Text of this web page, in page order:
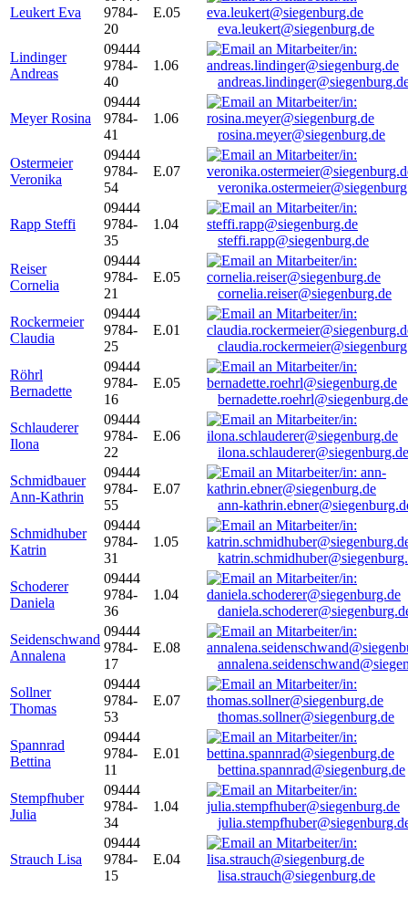
Leukert Eva
9784-
20
E.05
eva.leukert@siegenburg.de
Lindinger
Andreas
09444
9784-
40
1.06
Meyer Rosina
09444
9784-
41
1.06
rosina.meyer@siegenburg.de
Ostermeier
Veronika
09444
9784-
54
E.07
Rapp Steffi
09444
9784-
35
1.04
steffi.rapp@siegenburg.de
Reiser
Cornelia
09444
9784-
21
E.05
cornelia.reiser@siegenburg.de
Rockermeier
Claudia
09444
9784-
25
E.01
Röhrl
Bernadette
09444
9784-
16
E.05
bernadette.roehrl@siegenburg.de
Schlauderer
Ilona
09444
9784-
22
E.06
ilona.schlauderer@siegenburg.de
Schmidbauer
Ann-Kathrin
09444
9784-
55
E.07
ann-
Schmidhuber
Katrin
09444
9784-
31
1.05
Schoderer
Daniela
09444
9784-
36
1.04
Seidenschwand
Annalena
09444
9784-
17
E.08
Sollner
Thomas
09444
9784-
53
E.07
thomas.sollner@siegenburg.de
Spannrad
Bettina
09444
9784-
11
E.01
bettina.spannrad@siegenburg.de
Stempfhuber
Julia
09444
9784-
34
1.04
Strauch Lisa
09444
9784-
15
E.04
lisa.strauch@siegenburg.de